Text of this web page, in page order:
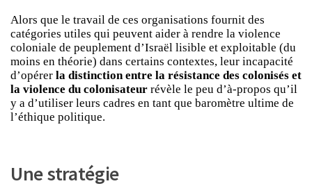
Alors que le travail de ces organisations fournit des
catégories utiles qui peuvent aider à rendre la violence
coloniale de peuplement d’Israël lisible et exploitable (du
moins en théorie) dans certains contextes, leur incapacité
d’opérer la distinction entre la résistance des colonisés et
la violence du colonisateur révèle le peu d’à-propos qu’il
y a d’utiliser leurs cadres en tant que baromètre ultime de
l’éthique politique.
Une stratégie